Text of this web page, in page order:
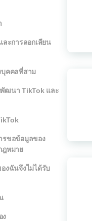
ละการลอกเลียน
บุคคลที่สาม
พัฒนา TikTok และ
รขอข้อมูลของ
ฎหมาย
งฉันจึงไม่ได้รับ
ง